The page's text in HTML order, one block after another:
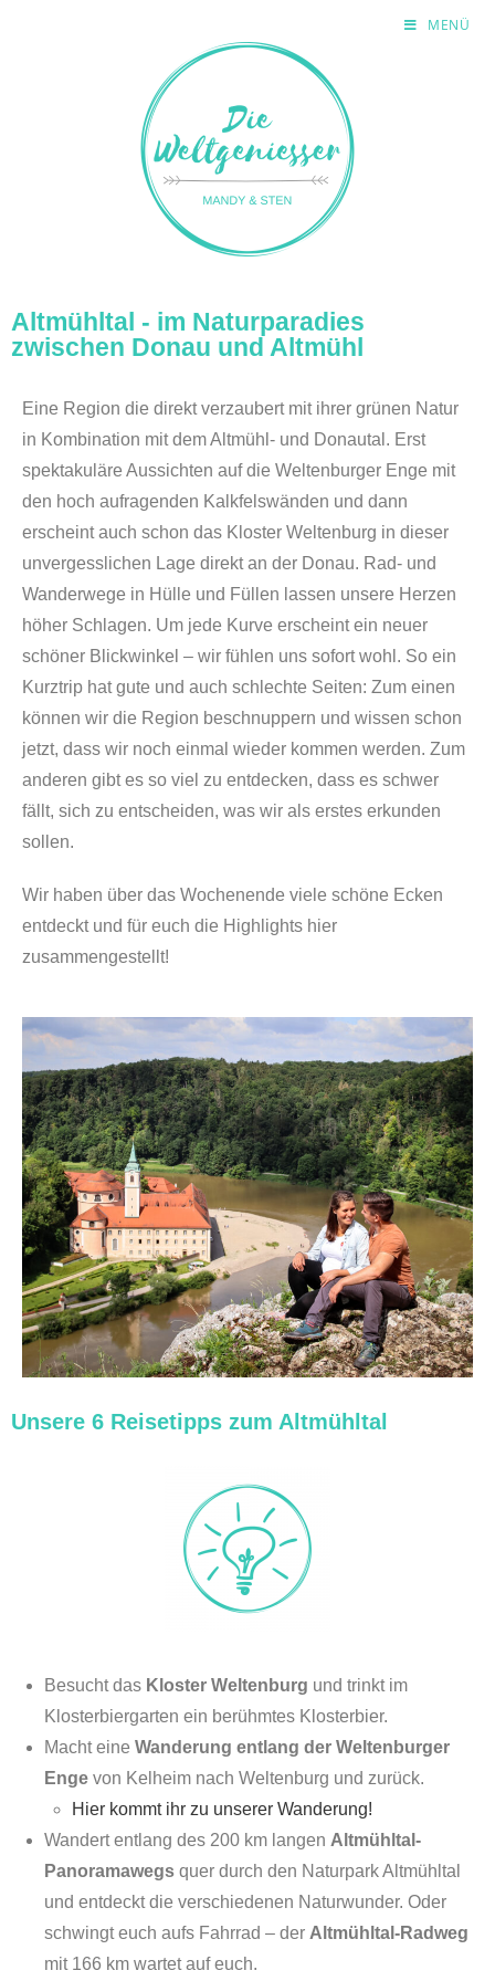
MENÜ
Altmühltal - im Naturparadies
zwischen Donau und Altmühl
Eine Region die direkt verzaubert mit ihrer grünen Natur
in Kombination mit dem Altmühl- und Donautal. Erst
spektakuläre Aussichten auf die Weltenburger Enge mit
den hoch aufragenden Kalkfelswänden und dann
erscheint auch schon das Kloster Weltenburg in dieser
unvergesslichen Lage direkt an der Donau. Rad- und
Wanderwege in Hülle und Füllen lassen unsere Herzen
höher Schlagen. Um jede Kurve erscheint ein neuer
schöner Blickwinkel – wir fühlen uns sofort wohl. So ein
Kurztrip hat gute und auch schlechte Seiten: Zum einen
können wir die Region beschnuppern und wissen schon
jetzt, dass wir noch einmal wieder kommen werden. Zum
anderen gibt es so viel zu entdecken, dass es schwer
fällt, sich zu entscheiden, was wir als erstes erkunden
sollen.
Wir haben über das Wochenende viele schöne Ecken
entdeckt und für euch die Highlights hier
zusammengestellt!
Unsere 6 Reisetipps zum Altmühltal
Besucht das Kloster Weltenburg und trinkt im
Klosterbiergarten ein berühmtes Klosterbier.
Macht eine Wanderung entlang der Weltenburger
Enge von Kelheim nach Weltenburg und zurück.
Hier kommt ihr zu unserer Wanderung!
Wandert entlang des 200 km langen Altmühltal-
Panoramawegs quer durch den Naturpark Altmühltal
und entdeckt die verschiedenen Naturwunder. Oder
schwingt euch aufs Fahrrad – der Altmühltal-Radweg
mit 166 km wartet auf euch.